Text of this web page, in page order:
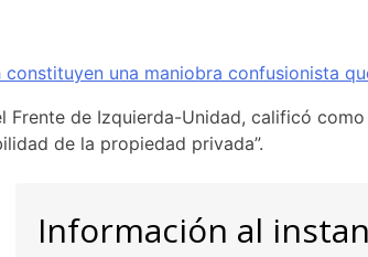
una maniobra confusionista
de Izquierda-Unidad, calificó
de la propiedad privada”.
Información al